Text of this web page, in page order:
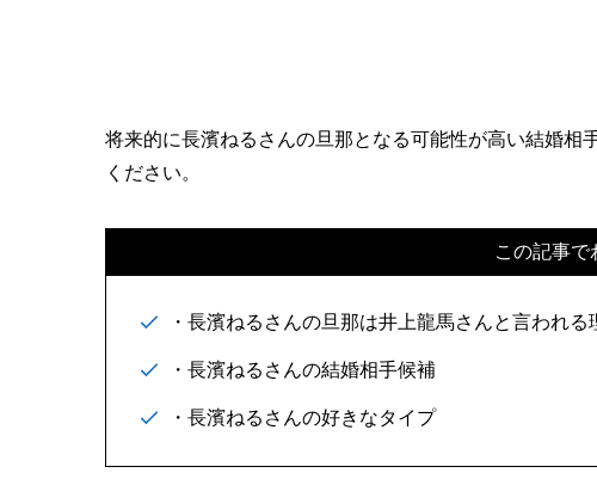
将来的に長濱ねるさんの旦那となる可能性が高い結婚相
ください。
この記事で
・長濱ねるさんの旦那は井上龍馬さんと言われる
・長濱ねるさんの結婚相手候補
・長濱ねるさんの好きなタイプ